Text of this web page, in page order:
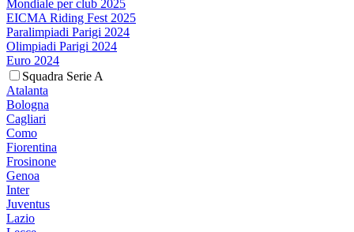
Mondiale per club 2025
EICMA Riding Fest 2025
Paralimpiadi Parigi 2024
Olimpiadi Parigi 2024
Euro 2024
Squadra Serie A
Atalanta
Bologna
Cagliari
Como
Fiorentina
Frosinone
Genoa
Inter
Juventus
Lazio